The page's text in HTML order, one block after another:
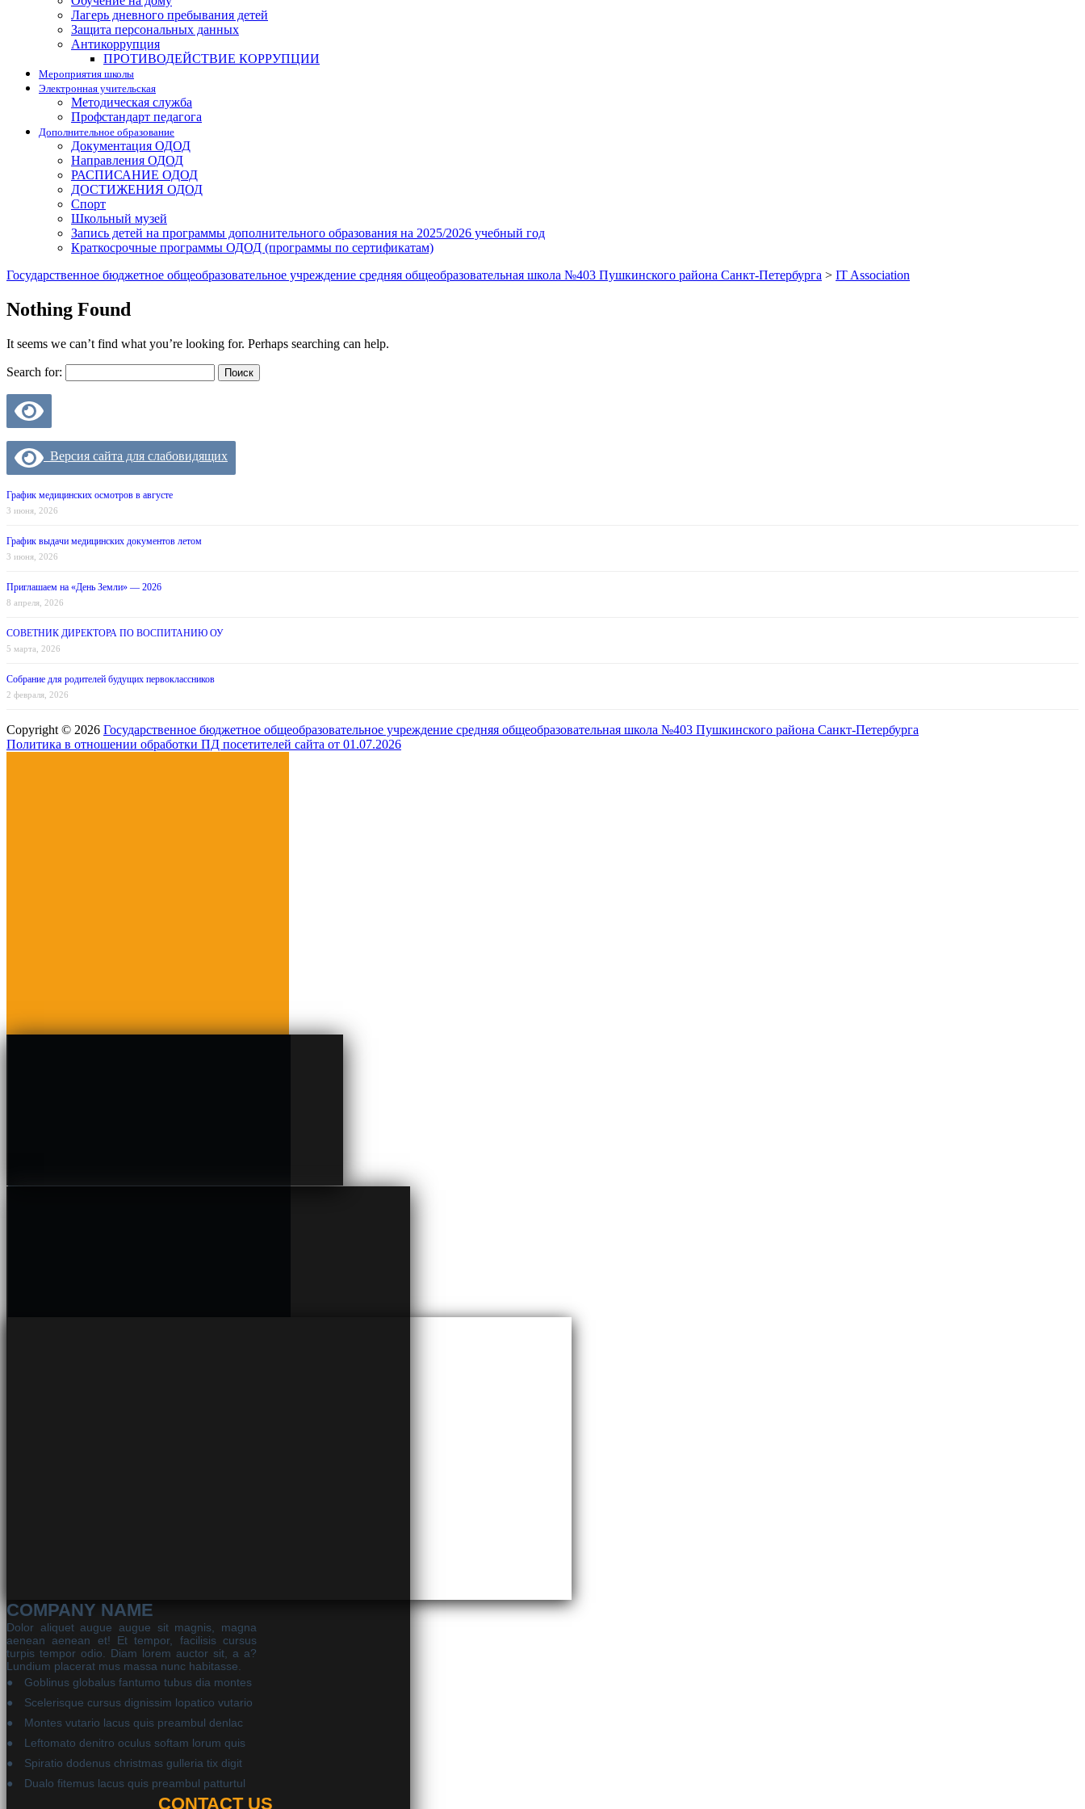
Лагерь дневного пребывания детей
Защита персональных данных
Антикоррупция
ПРОТИВОДЕЙСТВИЕ КОРРУПЦИИ
Мероприятия школы
Электронная учительская
Методическая служба
Профстандарт педагога
Дополнительное образование
Документация ОДОД
Направления ОДОД
РАСПИСАНИЕ ОДОД
ДОСТИЖЕНИЯ ОДОД
Спорт
Школьный музей
Запись детей на программы дополнительного образования на 2025/2026 учебный год
Краткосрочные программы ОДОД (программы по сертификатам)
Государственное бюджетное общеобразовательное учреждение средняя общеобразовательная школа №403 Пушкинского района Санкт-Петербурга > IT Association
Nothing Found
It seems we can’t find what you’re looking for. Perhaps searching can help.
Search for:
Версия сайта для слабовидящих
График медицинских осмотров в августе
3 июня, 2026
График выдачи медицинских документов летом
3 июня, 2026
Приглашаем на «День Земли» — 2026
8 апреля, 2026
СОВЕТНИК ДИРЕКТОРА ПО ВОСПИТАНИЮ ОУ
5 марта, 2026
Собрание для родителей будущих первоклассников
2 февраля, 2026
Copyright © 2026 Государственное бюджетное общеобразовательное учреждение средняя общеобразовательная школа №403 Пушкинского района Санкт-Петербурга
Политика в отношении обработки ПД посетителей сайта от 01.07.2026
COMPANY NAME
Dolor aliquet augue augue sit magnis, magna
aenean aenean et! Et tempor, facilisis cursus
turpis tempor odio. Diam lorem auctor sit, a a?
Lundium placerat mus massa nunc habitasse.
Goblinus globalus fantumo tubus dia montes
Scelerisque cursus dignissim lopatico vutario
Montes vutario lacus quis preambul denlac
Leftomato denitro oculus softam lorum quis
Spiratio dodenus christmas gulleria tix digit
Dualo fitemus lacus quis preambul patturtul
CONTACT US